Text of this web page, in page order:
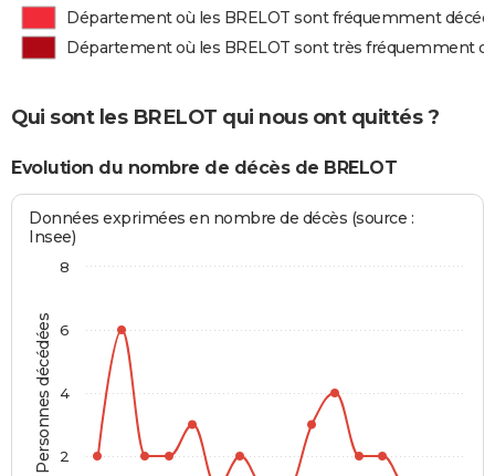
Département où les BRELOT sont fréquemment
Département où les BRELOT sont très fréquemment
Qui sont les BRELOT qui nous ont quittés ?
Evolution du nombre de décès de BRELOT
Personnes décédées
Données exprimées en nombre de décès (source :
Insee)
2
4
6
8